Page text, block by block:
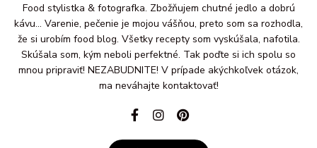
Food stylistka & fotografka. Zbožňujem chutné jedlo a dobrú
kávu... Varenie, pečenie je mojou vášňou, preto som sa rozhodla,
že si urobím food blog. Všetky recepty som vyskúšala, nafotila.
Skúšala som, kým neboli perfektné. Tak poďte si ich spolu so
mnou pripraviť! NEZABUDNITE! V prípade akýchkoľvek otázok,
ma neváhajte kontaktovať!